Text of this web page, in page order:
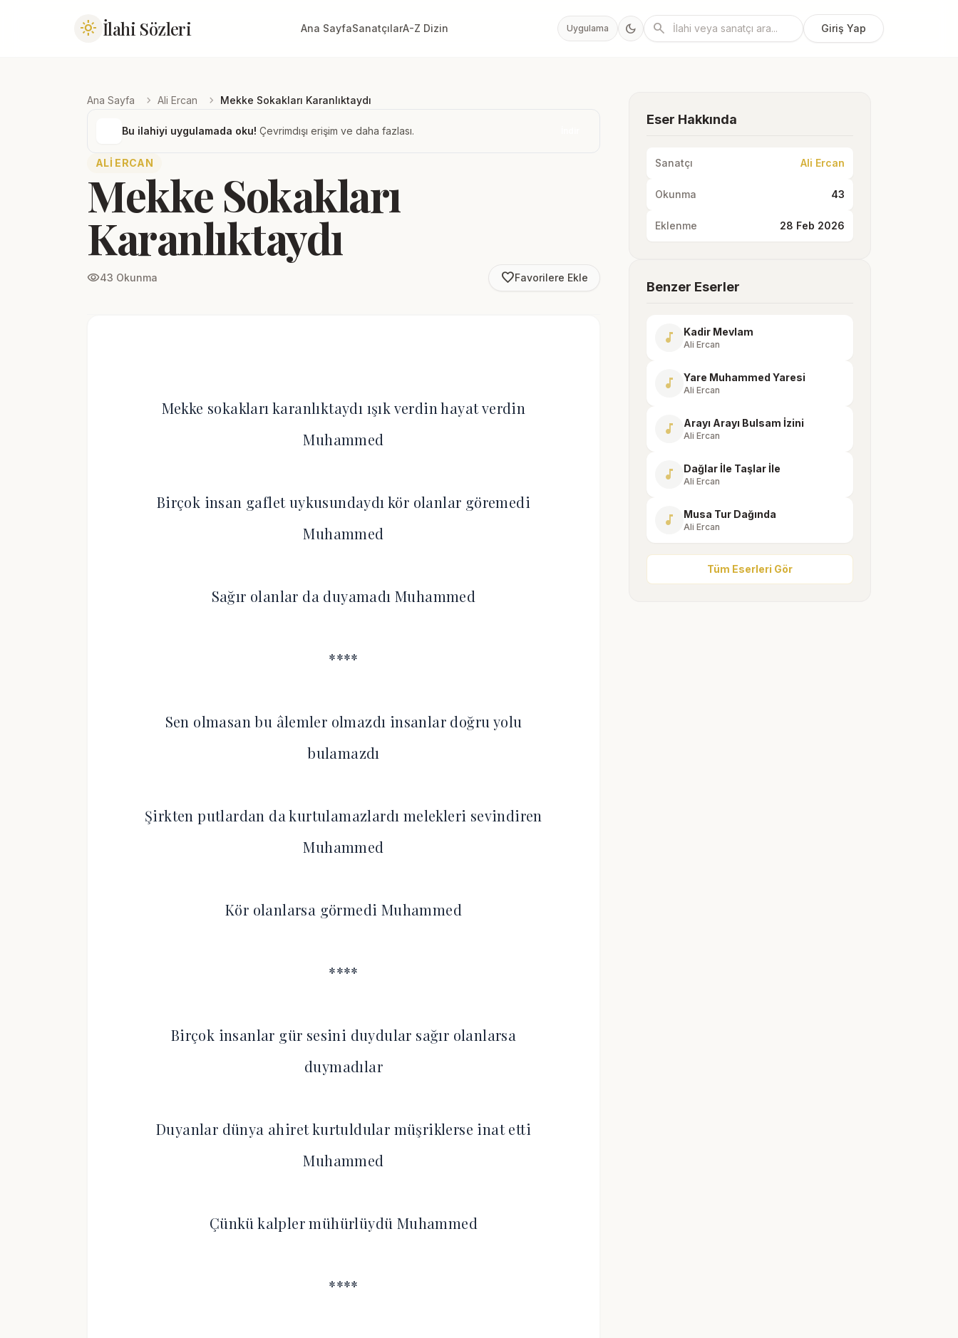
light_mode İlahi Sözleri Ana SayfaSanatçılarA-Z Dizin Uygulama dark_mode search Giriş Yap
Ana Sayfa chevron_right Ali Ercan chevron_right Mekke Sokakları Karanlıktaydı
Bu ilahiyi uygulamada oku! Çevrimdışı erişim ve daha fazlası.
ALI ERCAN
Mekke Sokakları
Karanlıktaydı
visibility43 Okunma favorite_borderFavorilere Ekle
Mekke sokakları karanlıktaydı ışık verdin hayat verdin
Muhammed
Birçok insan gaflet uykusundaydı kör olanlar göremedi
Muhammed
Sağır olanlar da duyamadı Muhammed
****
Sen olmasan bu âlemler olmazdı insanlar doğru yolu
bulamazdı
Şirkten putlardan da kurtulamazlardı melekleri sevindiren
Muhammed
Kör olanlarsa görmedi Muhammed
****
Birçok insanlar gür sesini duydular sağır olanlarsa
duymadılar
Duyanlar dünya ahiret kurtuldular müşriklerse inat etti
Muhammed
Çünkü kalpler mühürlüydü Muhammed
****
Eser Hakkında
Sanatçı Ali Ercan
Okunma 43
Eklenme 28 Feb 2026
Benzer Eserler
music_note Kadir Mevlam
Ali Ercan
music_note Yare Muhammed Yaresi
Ali Ercan
music_note Arayı Arayı Bulsam İzini
Ali Ercan
music_note Dağlar İle Taşlar İle
Ali Ercan
music_note Musa Tur Dağında
Ali Ercan
Tüm Eserleri Gör